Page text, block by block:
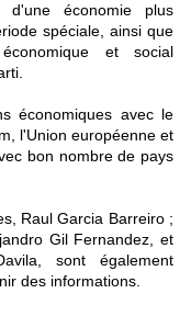
d'une économie plus
spéciale, ainsi que
et social
économiques avec le
l'Union européenne et
bon nombre de pays
Raul Garcia Barreiro ;
Gil Fernandez, et
sont également
des informations.